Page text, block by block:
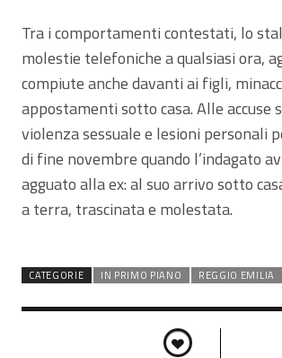
Tra i comportamenti contestati, lo
molestie telefoniche a qualsiasi ora,
compiute anche davanti ai figli,
appostamenti sotto casa. Alle accuse
violenza sessuale e lesioni personali
di fine novembre quando l’indagato
agguato alla ex: al suo arrivo sotto
a terra, trascinata e molestata.
CATEGORIE IN PRIMO PIANO REGGIO EMILIA